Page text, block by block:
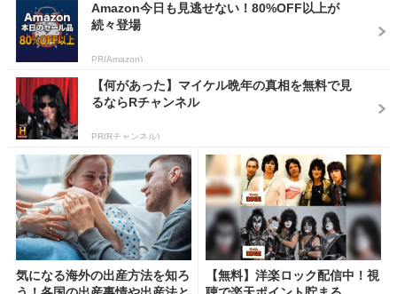
Amazon今日も見逃せない！80%OFF以上が
続々登場
PR(Amazon)
【何があった】マイケル晩年の真相を無料で見
るならRチャンネル
PR(Rチャンネル)
気になる海外の出産方法を知ろ
【無料】洋楽ロック配信中！視